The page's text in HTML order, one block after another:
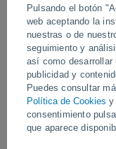
Pulsando el botón
web aceptando la
nuestras o de
seguimiento y
así como
publicidad y
Puedes consultar
Política de Cookies y
consentimiento
que aparece
un autobús
marinas de
La especie
profundidad. Es una
en vivo del océano
Vídeos